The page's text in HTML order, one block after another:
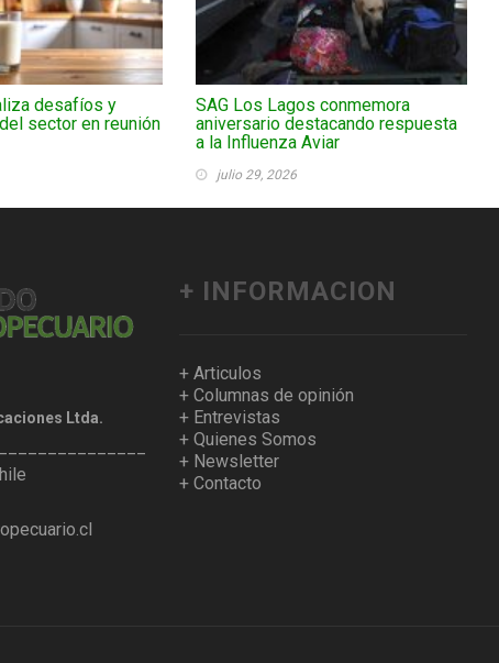
desafíos y
sector en reunión
SAG Los Lagos conmemora
aniversario destacando respuesta
a la Influenza Aviar
julio 29, 2026
Ltda.
+ INFORMACION
+ Articulos
+ Columnas de opinión
+ Entrevistas
+ Quienes Somos
+ Newsletter
+ Contacto